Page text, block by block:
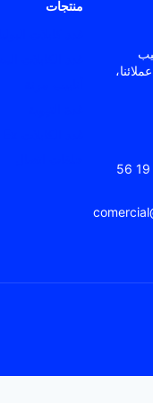
منتجات